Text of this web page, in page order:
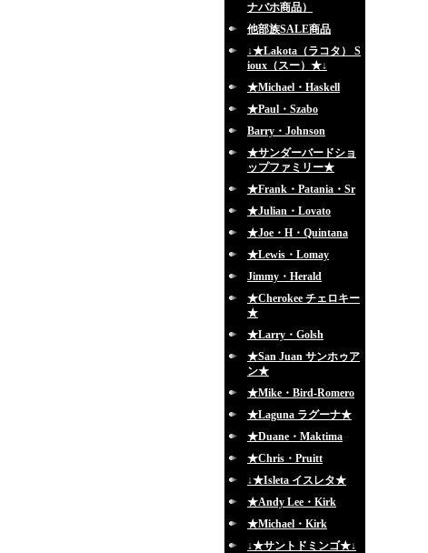
ナバホ商品）
他部族SALE商品
↓★Lakota（ラコタ） S
ioux（スー）★↓
★Michael・Haskell
★Paul・Szabo
Barry・Johnson
★サンダーバードショ
ップファミリー★
★Frank・Patania・Sr
★Julian・Lovato
★Joe・H・Quintana
★Lewis・Lomay
Jimmy・Herald
★Cherokee チェロキー
★
★Larry・Golsh
★San Juan サンホゥア
ン★
★Mike・Bird-Romero
★Laguna ラグーナ★
★Duane・Maktima
★Chris・Pruitt
↓★Isleta イスレタ★
★Andy Lee・Kirk
★Michael・Kirk
↓★サントドミンゴ★↓